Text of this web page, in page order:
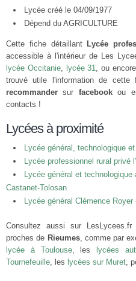
Lycée créé le 04/09/1977
Dépend du AGRICULTURE
Cette fiche détaillant Lycée
accessible à l'intérieur de Les
lycée Occitanie, lycée 31, ou encore
trouvé utile l'information de
recommander sur facebookou
contacts !
Lycées à proximité
Lycée général, technologique
Lycée professionnel rural privé
Lycée général et
Castanet-Tolosan
Lycée général Clémence Royer
Consultez aussi sur
proches de Rieumes, comme par
lycée à Toulouse, les lycées
Tournefeuille, les lycées sur Muret,